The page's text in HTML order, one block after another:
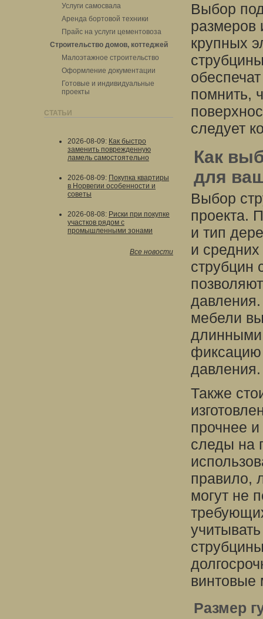
Услуги самосвала
Аренда бортовой техники
Прайс на услуги цементовоза
Строительство домов, коттеджей
Малоэтажное строительство
Оформление документации
Готовые и индивидуальные
проекты
СТАТЬИ
2026-08-09: Как быстро
заменить поврежденную
ламель самостоятельно
2026-08-09: Покупка квартиры
в Норвегии особенности и
советы
2026-08-08: Риски при покупке
участков рядом с
промышленными зонами
Все новости
Выбор
крупных
помнить,
следует
Как
для
Выбор
проекта.
и тип
и
струбцин
мебели
длинными
фиксацию
давления.
Также
прочнее
следы на
правило,
могут не
винтовые
Размер